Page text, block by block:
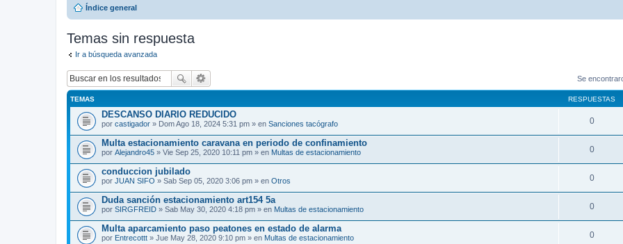
Índice general
Temas sin respuesta
Ir a búsqueda avanzada
Se
TEMAS RESPUESTAS
DESCANSO DIARIO REDUCIDO
por castigador » Dom Ago 18, 2024 5:31 pm » en Sanciones tacógrafo 0
Multa estacionamiento caravana en periodo de confinamiento
por Alejandro45 » Vie Sep 25, 2020 10:11 pm » en Multas de estacionamiento 0
conduccion jubilado
por JUAN SIFO » Sab Sep 05, 2020 3:06 pm » en Otros 0
Duda sanción estacionamiento art154 5a
por SIRGFREID » Sab May 30, 2020 4:18 pm » en Multas de estacionamiento 0
Multa aparcamiento paso peatones en estado de alarma
por Entrecottt » Jue May 28, 2020 9:10 pm » en Multas de estacionamiento 0